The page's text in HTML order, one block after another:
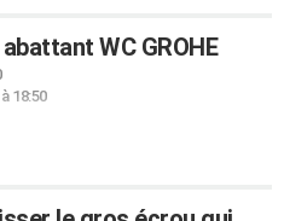
WC GROHE
18:50